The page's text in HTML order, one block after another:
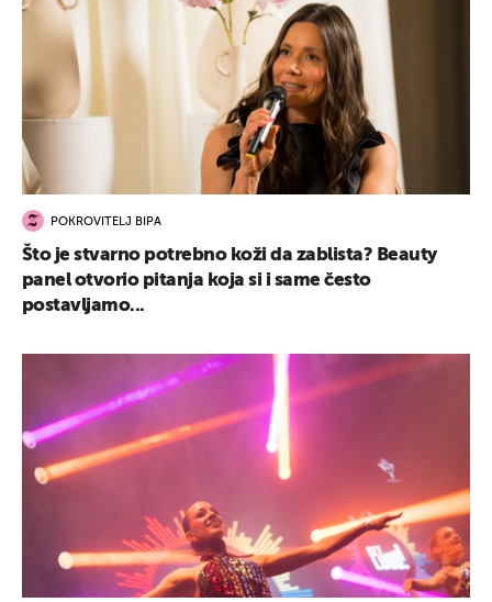
POKROVITELJ BIPA
Što je stvarno potrebno koži da zablista? Beauty
panel otvorio pitanja koja si i same često
postavljamo...